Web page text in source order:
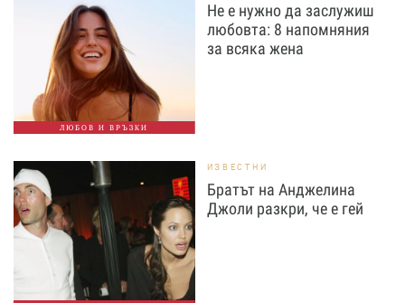
ЛЮБОВ И ВРЪЗКИ
Не е нужно да заслужиш
любовта: 8 напомняния
за всяка жена
ИЗВЕСТНИ
Братът на Анджелина
Джоли разкри, че е гей